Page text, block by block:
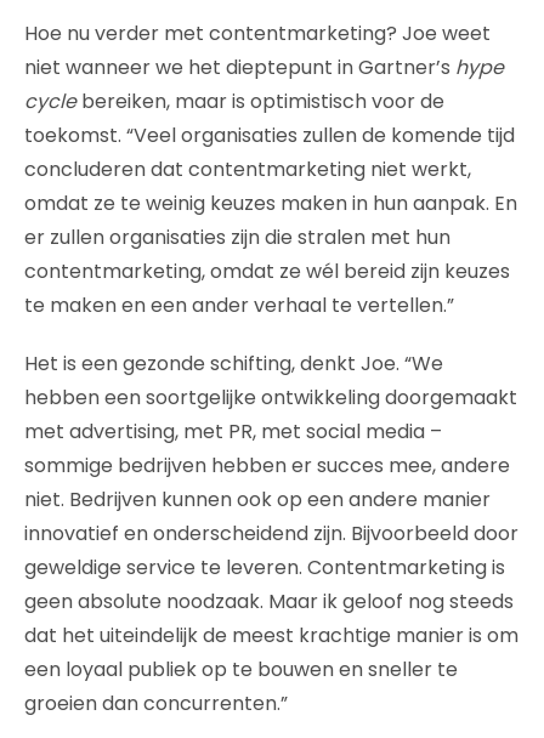
Hoe nu verder met contentmarketing? Joe weet
niet wanneer we het dieptepunt in Gartner’s hype
cyclebereiken, maar is optimistisch voor de
toekomst. “Veel organisaties zullen de komende tijd
concluderen dat contentmarketing niet werkt,
omdat ze te weinig keuzes maken in hun aanpak. En
er zullen organisaties zijn die stralen met hun
contentmarketing, omdat ze wél bereid zijn keuzes
te maken en een ander verhaal te vertellen.”
Het is een gezonde schifting, denkt Joe. “We
hebben een soortgelijke ontwikkeling doorgemaakt
met advertising, met PR, met social media –
sommige bedrijven hebben er succes mee, andere
niet. Bedrijven kunnen ook op een andere manier
innovatief en onderscheidend zijn. Bijvoorbeeld door
geweldige service te leveren. Contentmarketing is
geen absolute noodzaak. Maar ik geloof nog steeds
dat het uiteindelijk de meest krachtige manier is om
een loyaal publiek op te bouwen en sneller te
groeien dan concurrenten.”